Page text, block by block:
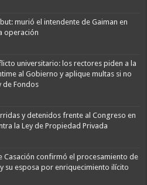
murió el intendente de Gaiman en
operación
universitario: los rectores piden a la
al Gobierno y aplique multas si no
de Fondos
y detenidos frente al Congreso en
la Ley de Propiedad Privada
Casación confirmó el procesamiento de
su esposa por enriquecimiento ilícito